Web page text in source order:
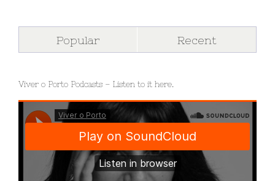
Popular Recent
Viver o Porto Podcasts – Listen to it here.